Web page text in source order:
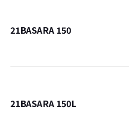
21BASARA 150
21BASARA 150L